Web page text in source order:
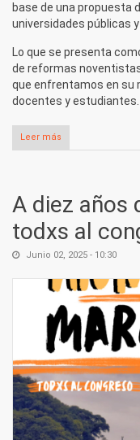
base de una propuesta
universidades públicas y
Lo que se presenta
de reformas noventistas
que enfrentamos en su
docentes y estudiantes.
Leer más
A diez años
todxs al
Junio 02, 2025 - 10:30